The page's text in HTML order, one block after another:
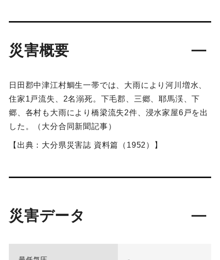
災害概要
日田郡中津江村鯛生一帯では、大雨により河川増水、
住家1戸流失、2名溺死。下毛郡、三郷、耶馬渓、下
郷、各村も大雨により橋梁流失2件、浸水家屋6戸を出
した。（大分合同新聞記事）
【出典：大分県災害誌 資料篇（1952）】
災害データ